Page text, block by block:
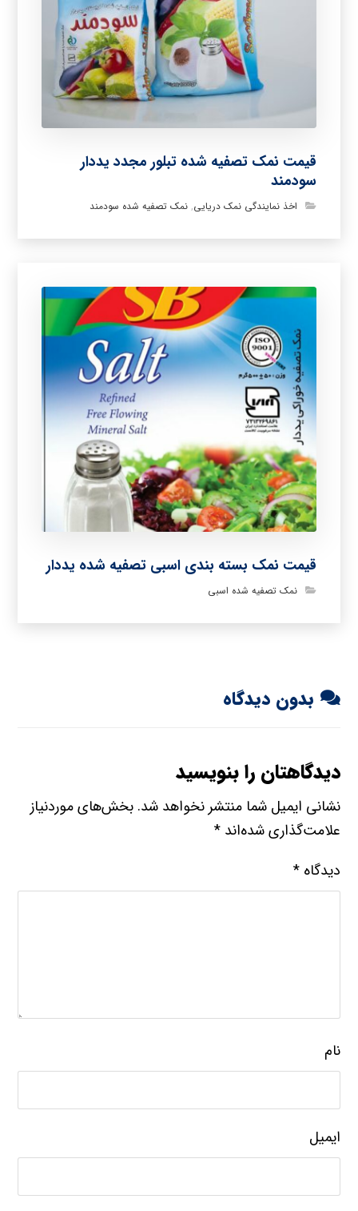
قیمت نمک تصفیه شده تبلور مجدد یددار
سودمند
اخذ نمایندگی نمک دریایی,نمک تصفیه شده سودمند
قیمت نمک بسته بندی اسبی تصفیه شده یددار
نمک تصفیه شده اسبی
بدون دیدگاه
دیدگاهتان را بنویسید
نشانی ایمیل شما منتشر نخواهد شد. بخش‌های موردنیاز
علامت‌گذاری شده‌اند*
دیدگاه*
نام
ایمیل